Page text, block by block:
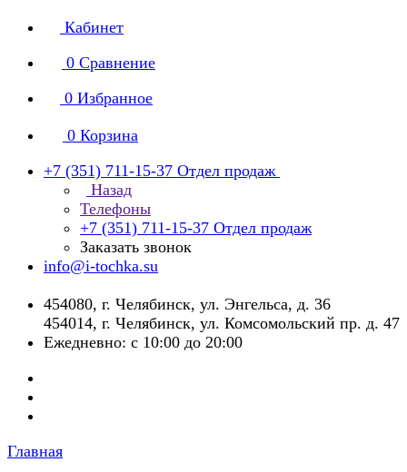
Кабинет
0 Сравнение
0 Избранное
0 Корзина
+7 (351) 711-15-37 Отдел продаж
Назад
Телефоны
+7 (351) 711-15-37 Отдел продаж
Заказать звонок
info@i-tochka.su
​454080, г. Челябинск, ул. Энгельса, д. 36
454014, г. Челябинск, ул. Комсомольский пр. д. 47
Ежедневно: с 10:00 до 20:00
Главная